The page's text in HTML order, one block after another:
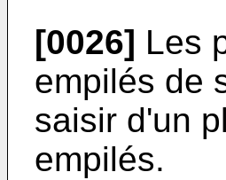
[0026] Les
empilés de
saisir d'un
empilés.